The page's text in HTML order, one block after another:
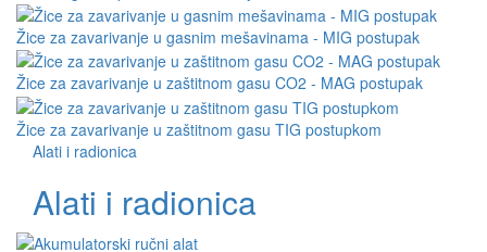
Žice za zavarivanje u gasnim mešavinama - MIG postupak
Žice za zavarivanje u zaštitnom gasu CO2 - MAG postupak
Žice za zavarivanje u zaštitnom gasu TIG postupkom
Alati i radionica
Alati i radionica